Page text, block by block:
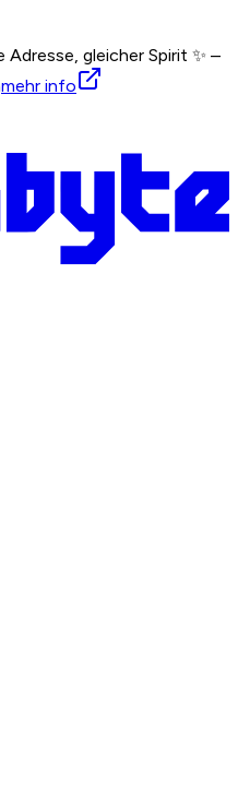
Adresse, gleicher Spirit ✨ –
mehr info